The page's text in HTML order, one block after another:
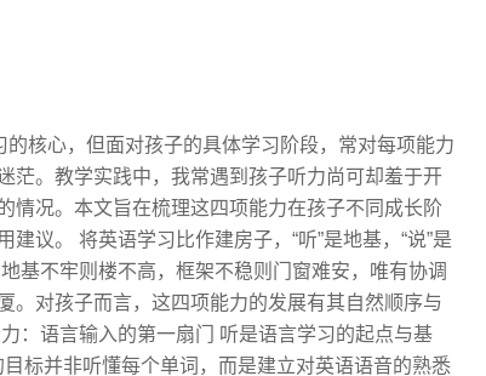
的核心，但面对孩子的具体学习阶段，常对每项能力
茫。教学实践中，我常遇到孩子听力尚可却羞于开
情况。本文旨在梳理这四项能力在孩子不同成长阶
议。 将英语学习比作建房子，“听”是地基，“说”是
基不牢则楼不高，框架不稳则门窗难安，唯有协调
。对孩子而言，这四项能力的发展有其自然顺序与
：语言输入的第一扇门 听是语言学习的起点与基
标并非听懂每个单词，而是建立对英语语音的熟悉